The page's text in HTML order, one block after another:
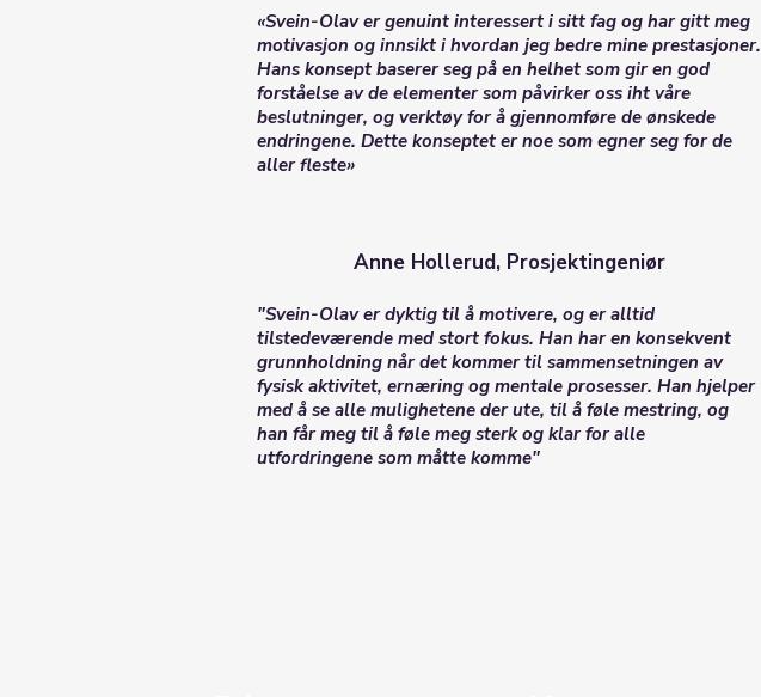
«Svein-Olav er genuint interessert i sitt fag og har gitt meg
motivasjon og innsikt i hvordan jeg bedre mine prestasjoner.
Hans konsept baserer seg på en helhet som gir en god
forståelse av de elementer som påvirker oss iht våre
beslutninger, og verktøy for å gjennomføre de ønskede
endringene. Dette konseptet er noe som egner seg for de
aller fleste»
Anne Hollerud, Prosjektingeniør
"Svein-Olav er dyktig til å motivere, og er alltid
tilstedeværende med stort fokus. Han har en konsekvent
grunnholdning når det kommer til sammensetningen av
fysisk aktivitet, ernæring og mentale prosesser. Han hjelper
med å se alle mulighetene der ute, til å føle mestring, og
han får meg til å føle meg sterk og klar for alle
utfordringene som måtte komme"